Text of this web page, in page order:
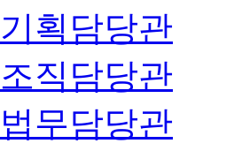
기획담당관
조직담당관
법무담당관